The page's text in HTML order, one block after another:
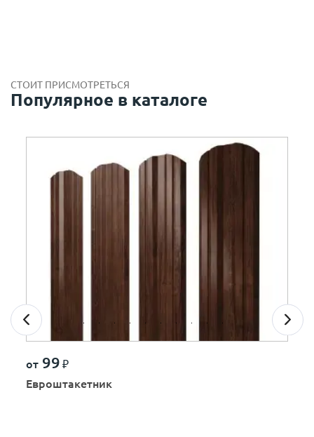
СТОИТ ПРИСМОТРЕТЬСЯ
Популярное в каталоге
от 99 ₽
Евроштакетник